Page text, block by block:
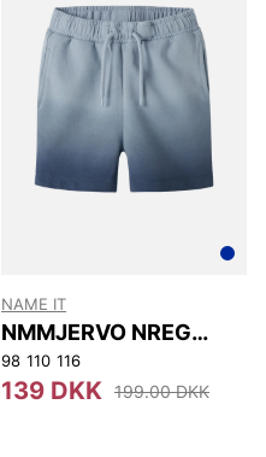
NAME IT
NMMJERVO NREG
SWEAT SHORTS UNB
98 110 116
139 DKK 199.00 DKK